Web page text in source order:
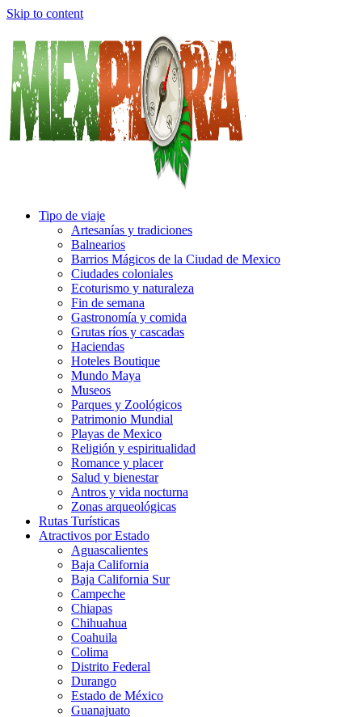
Skip to content
Tipo de viaje
Artesanías y tradiciones
Balnearios
Barrios Mágicos de la Ciudad de Mexico
Ciudades coloniales
Ecoturismo y naturaleza
Fin de semana
Gastronomía y comida
Grutas ríos y cascadas
Haciendas
Hoteles Boutique
Mundo Maya
Museos
Parques y Zoológicos
Patrimonio Mundial
Playas de Mexico
Religión y espiritualidad
Romance y placer
Salud y bienestar
Antros y vida nocturna
Zonas arqueológicas
Rutas Turísticas
Atractivos por Estado
Aguascalientes
Baja California
Baja California Sur
Campeche
Chiapas
Chihuahua
Coahuila
Colima
Distrito Federal
Durango
Estado de México
Guanajuato